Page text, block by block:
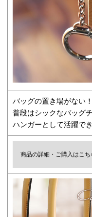
バッグの置き場がない！
普段はシックなバッグ
ハンガーとして活躍でき
商品の詳細・ご購入はこ